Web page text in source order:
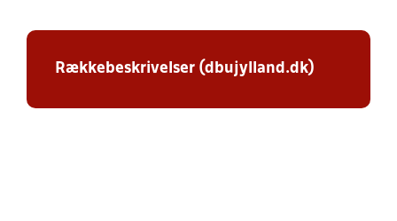
Rækkebeskrivelser (dbujylland.dk)